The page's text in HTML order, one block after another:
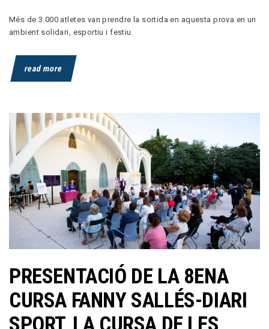
Més de 3.000 atletes van prendre la sortida en aquesta prova en un
ambient solidari, esportiu i festiu.
read more
PRESENTACIÓ DE LA 8ENA
CURSA FANNY SALLÉS-DIARI